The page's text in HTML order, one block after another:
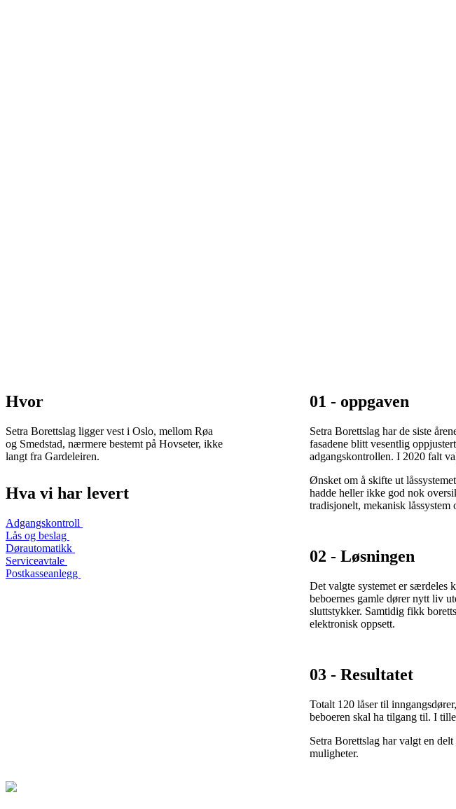
Hvor
Setra Borettslag ligger vest i Oslo, mellom Røa
og Smedstad, nærmere bestemt på Hovseter, ikke
langt fra Gardeleiren.
Hva vi har levert
Adgangskontroll
Lås og beslag
Dørautomatikk
Serviceavtale
Postkasseanlegg
01 - oppgaven
Setra Borettslag har de siste
fasadene blitt vesentlig
adgangskontrollen. I 2020 falt
Ønsket om å skifte ut
hadde heller ikke god nok
tradisjonelt, mekanisk
02 - Løsningen
Det valgte systemet er særdeles
beboernes gamle dører nytt liv
sluttstykker. Samtidig fikk
elektronisk oppsett.
03 - Resultatet
Totalt 120 låser til
beboeren skal ha tilgang til. I
Setra Borettslag har valgt en
muligheter.